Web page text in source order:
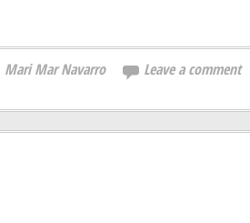
Mari Mar Navarro Leave a comment